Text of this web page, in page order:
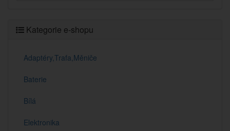
Kategorie e-shopu
Adaptéry,Trafa,Měniče
Baterie
Bílá
Elektronika